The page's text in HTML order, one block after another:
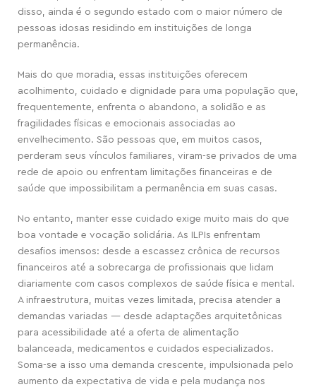
disso, ainda é o segundo estado com o maior número de
pessoas idosas residindo em instituições de longa
permanência.
Mais do que moradia, essas instituições oferecem
acolhimento, cuidado e dignidade para uma população que,
frequentemente, enfrenta o abandono, a solidão e as
fragilidades físicas e emocionais associadas ao
envelhecimento. São pessoas que, em muitos casos,
perderam seus vínculos familiares, viram-se privados de uma
rede de apoio ou enfrentam limitações financeiras e de
saúde que impossibilitam a permanência em suas casas.
No entanto, manter esse cuidado exige muito mais do que
boa vontade e vocação solidária. As ILPIs enfrentam
desafios imensos: desde a escassez crônica de recursos
financeiros até a sobrecarga de profissionais que lidam
diariamente com casos complexos de saúde física e mental.
A infraestrutura, muitas vezes limitada, precisa atender a
demandas variadas — desde adaptações arquitetônicas
para acessibilidade até a oferta de alimentação
balanceada, medicamentos e cuidados especializados.
Soma-se a isso uma demanda crescente, impulsionada pelo
aumento da expectativa de vida e pela mudança nos